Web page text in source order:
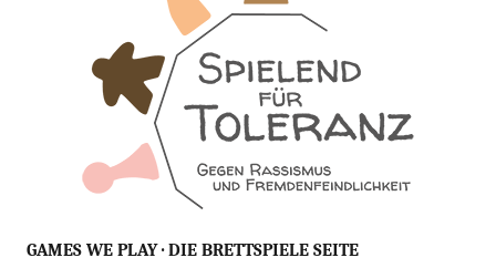
GAMES WE PLAY · DIE BRETTSPIELE SEITE